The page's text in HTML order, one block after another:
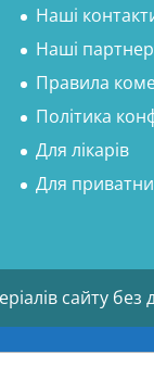
Наші
Наші
Правила
Політика
Для лікарів
Для
сайту без